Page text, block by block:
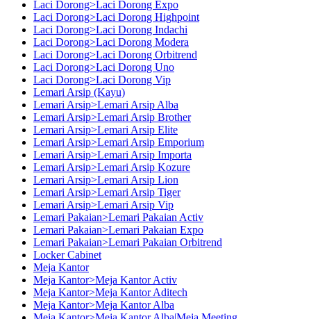
Laci Dorong>Laci Dorong Expo
Laci Dorong>Laci Dorong Highpoint
Laci Dorong>Laci Dorong Indachi
Laci Dorong>Laci Dorong Modera
Laci Dorong>Laci Dorong Orbitrend
Laci Dorong>Laci Dorong Uno
Laci Dorong>Laci Dorong Vip
Lemari Arsip (Kayu)
Lemari Arsip>Lemari Arsip Alba
Lemari Arsip>Lemari Arsip Brother
Lemari Arsip>Lemari Arsip Elite
Lemari Arsip>Lemari Arsip Emporium
Lemari Arsip>Lemari Arsip Importa
Lemari Arsip>Lemari Arsip Kozure
Lemari Arsip>Lemari Arsip Lion
Lemari Arsip>Lemari Arsip Tiger
Lemari Arsip>Lemari Arsip Vip
Lemari Pakaian>Lemari Pakaian Activ
Lemari Pakaian>Lemari Pakaian Expo
Lemari Pakaian>Lemari Pakaian Orbitrend
Locker Cabinet
Meja Kantor
Meja Kantor>Meja Kantor Activ
Meja Kantor>Meja Kantor Aditech
Meja Kantor>Meja Kantor Alba